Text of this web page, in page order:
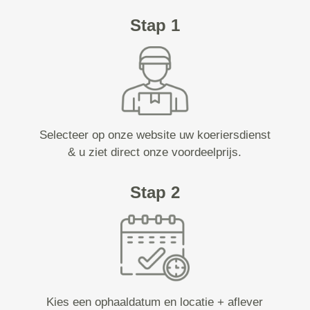
Stap 1
Selecteer op onze website uw koeriersdienst
& u ziet direct onze voordeelprijs.
Stap 2
Kies een ophaaldatum en locatie + aflever